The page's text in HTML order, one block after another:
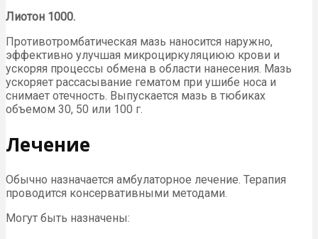
Лиотон 1000.
Противотромбатическая мазь наносится наружно,
эффективно улучшая микроциркуляциюю крови и
ускоряя процессы обмена в области нанесения. Мазь
ускоряет рассасывание гематом при ушибе носа и
снимает отечность. Выпускается мазь в тюбиках
объемом 30, 50 или 100 г.
Лечение
Обычно назначается амбулаторное лечение. Терапия
проводится консервативными методами.
Могут быть назначены: